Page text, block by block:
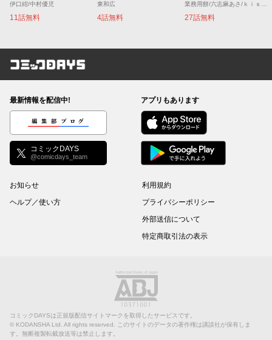
伊口紺/中村優児
11話無料
東和広
4話無料
業務用餅/六志麻あさ/ｋｉｓｕｉ
27話無料
コミックDAYS
最新情報を配信中!
編集部ブログ
コミックDAYS
@comicdays_team
アプリもあります
お知らせ
ヘルプ／使い方
利用規約
プライバシーポリシー
外部送信について
特定商取引法の表示
コミックDAYSは正規版配信サイトマークを取得したサービスです。
© KODANSHA Ltd. All rights reserved. このサイトのデータの著作権は講談社が保有しま
す。無断複製転載放送等は禁止します。